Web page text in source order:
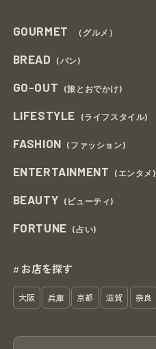
GOURMET （グルメ）
BREAD (パン)
GO-OUT (旅とおでかけ)
LIFESTYLE (ライフスタイル)
FASHION (ファッション)
ENTERTAINMENT (エンタメ)
BEAUTY (ビューティ)
FORTUNE (占い)
# お店を探す
大阪 兵庫 京都 滋賀 奈良